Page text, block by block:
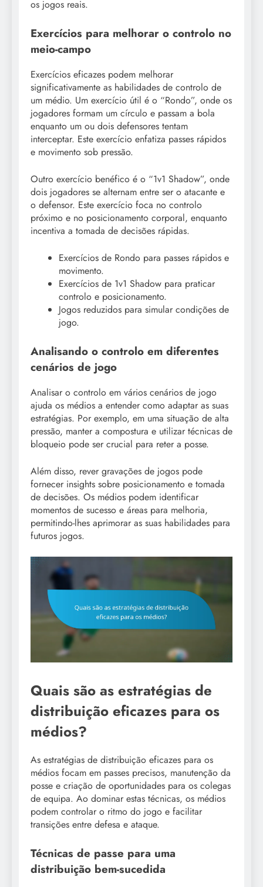
os jogos reais.
Exercícios para melhorar o controlo no
meio-campo
Exercícios eficazes podem melhorar
significativamente as habilidades de controlo de
um médio. Um exercício útil é o “Rondo”, onde os
jogadores formam um círculo e passam a bola
enquanto um ou dois defensores tentam
interceptar. Este exercício enfatiza passes rápidos
e movimento sob pressão.
Outro exercício benéfico é o “1v1 Shadow”, onde
dois jogadores se alternam entre ser o atacante e
o defensor. Este exercício foca no controlo
próximo e no posicionamento corporal, enquanto
incentiva a tomada de decisões rápidas.
Exercícios de Rondo para passes rápidos e
movimento.
Exercícios de 1v1 Shadow para praticar
controlo e posicionamento.
Jogos reduzidos para simular condições de
jogo.
Analisando o controlo em diferentes
cenários de jogo
Analisar o controlo em vários cenários de jogo
ajuda os médios a entender como adaptar as suas
estratégias. Por exemplo, em uma situação de alta
pressão, manter a compostura e utilizar técnicas de
bloqueio pode ser crucial para reter a posse.
Além disso, rever gravações de jogos pode
fornecer insights sobre posicionamento e tomada
de decisões. Os médios podem identificar
momentos de sucesso e áreas para melhoria,
permitindo-lhes aprimorar as suas habilidades para
futuros jogos.
Quais são as estratégias de
distribuição eficazes para os
médios?
As estratégias de distribuição eficazes para os
médios focam em passes precisos, manutenção da
posse e criação de oportunidades para os colegas
de equipa. Ao dominar estas técnicas, os médios
podem controlar o ritmo do jogo e facilitar
transições entre defesa e ataque.
Técnicas de passe para uma
distribuição bem-sucedida